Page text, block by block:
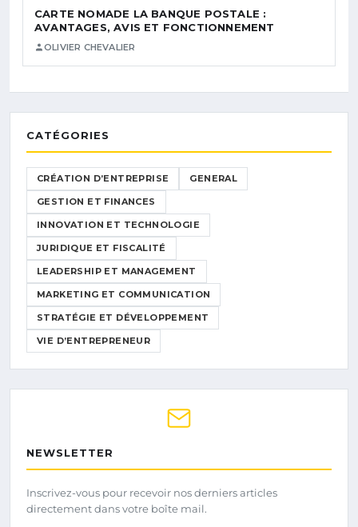
CARTE NOMADE LA BANQUE POSTALE :
AVANTAGES, AVIS ET FONCTIONNEMENT
OLIVIER CHEVALIER
CATÉGORIES
CRÉATION D’ENTREPRISE GENERAL
GESTION ET FINANCES
INNOVATION ET TECHNOLOGIE
JURIDIQUE ET FISCALITÉ
LEADERSHIP ET MANAGEMENT
MARKETING ET COMMUNICATION
STRATÉGIE ET DÉVELOPPEMENT
VIE D’ENTREPRENEUR
NEWSLETTER
Inscrivez-vous pour recevoir nos derniers articles
directement dans votre boîte mail.